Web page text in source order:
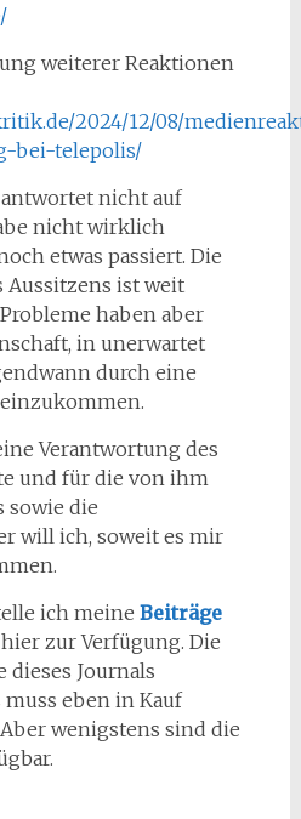
weiterer Reaktionen
2024/12/08/
bei-telepolis/
nicht auf
nicht wirklich
etwas passiert. Die
Aussitzens ist weit
haben aber
in unerwartet
durch eine
Verantwortung des
und für die von ihm
sowie die
will ich, soweit es mir
ich meine Beiträge
zur Verfügung. Die
dieses Journals
eben in Kauf
wenigstens sind die